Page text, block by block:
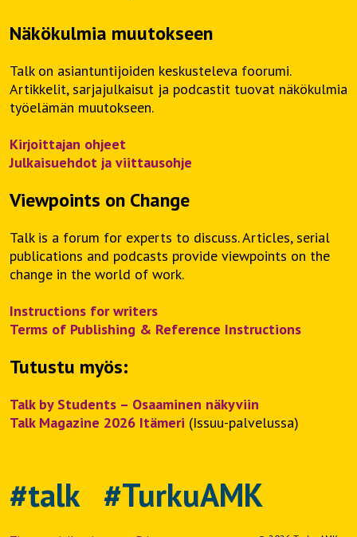
Näkökulmia muutokseen
Talk on asiantuntijoiden keskusteleva foorumi.
Artikkelit, sarjajulkaisut ja podcastit tuovat näkökulmia
työelämän muutokseen.
Kirjoittajan ohjeet
Julkaisuehdot ja viittausohje
Viewpoints on Change
Talk is a forum for experts to discuss. Articles, serial
publications and podcasts provide viewpoints on the
change in the world of work.
Instructions for writers
Terms of Publishing & Reference Instructions
Tutustu myös:
Talk by Students – Osaaminen näkyviin
Talk Magazine 2026 Itämeri (Issuu-palvelussa)
#talk #TurkuAMK